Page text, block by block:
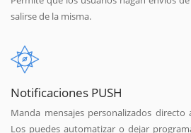
salirse de la misma.
Notificaciones PUSH
Manda mensajes personalizados
Los puedes automatizar o dejar